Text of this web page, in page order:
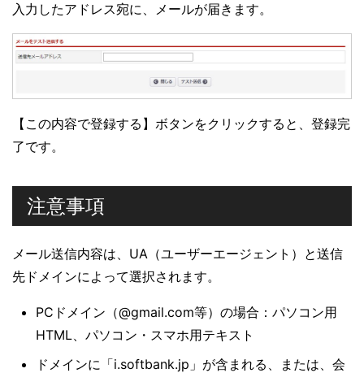
入力したアドレス宛に、メールが届きます。
【この内容で登録する】ボタンをクリックすると、登録完
了です。
注意事項
メール送信内容は、UA（ユーザーエージェント）と送信
先ドメインによって選択されます。
PCドメイン（@gmail.com等）の場合：パソコン用
HTML、パソコン・スマホ用テキスト
ドメインに「i.softbank.jp」が含まれる、または、会